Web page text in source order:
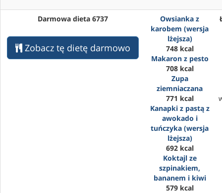
Darmowa dieta 6737
Zobacz tę dietę darmowo
Owsianka z
karobem (wersja
lżejsza)
748 kcal
Makaron z pesto
708 kcal
Zupa
ziemniaczana
771 kcal
Kanapki z pastą z
awokado i
tuńczyka (wersja
lżejsza)
692 kcal
Koktajl ze
szpinakiem,
bananem i kiwi
579 kcal